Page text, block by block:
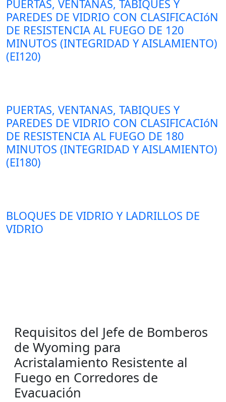
PUERTAS, VENTANAS, TABIQUES Y
PAREDES DE VIDRIO CON CLASIFICACIóN
DE RESISTENCIA AL FUEGO DE 120
MINUTOS (INTEGRIDAD Y AISLAMIENTO)
(EI120)
PUERTAS, VENTANAS, TABIQUES Y
PAREDES DE VIDRIO CON CLASIFICACIóN
DE RESISTENCIA AL FUEGO DE 180
MINUTOS (INTEGRIDAD Y AISLAMIENTO)
(EI180)
BLOQUES DE VIDRIO Y LADRILLOS DE
VIDRIO
Requisitos del Jefe de Bomberos
de Wyoming para
Acristalamiento Resistente al
Fuego en Corredores de
Evacuación